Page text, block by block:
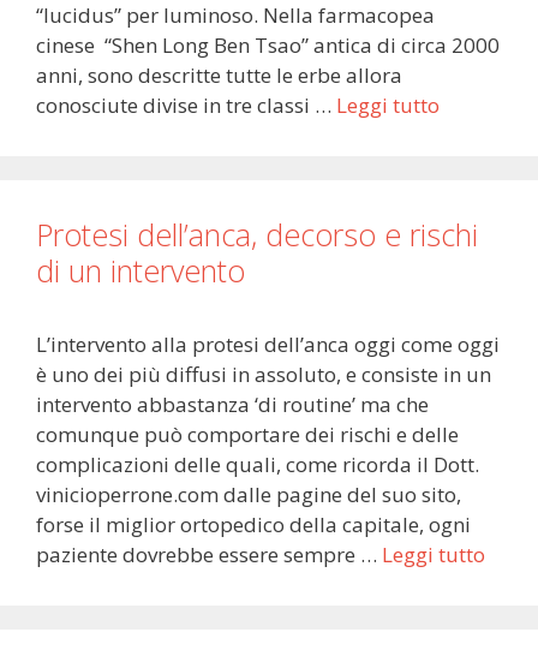
“lucidus” per luminoso. Nella farmacopea
cinese “Shen Long Ben Tsao” antica di circa 2000
anni, sono descritte tutte le erbe allora
conosciute divise in tre classi … Leggi tutto
Protesi dell’anca, decorso e rischi
di un intervento
L’intervento alla protesi dell’anca oggi come oggi
è uno dei più diffusi in assoluto, e consiste in un
intervento abbastanza ‘di routine’ ma che
comunque può comportare dei rischi e delle
complicazioni delle quali, come ricorda il Dott.
vinicioperrone.com dalle pagine del suo sito,
forse il miglior ortopedico della capitale, ogni
paziente dovrebbe essere sempre … Leggi tutto